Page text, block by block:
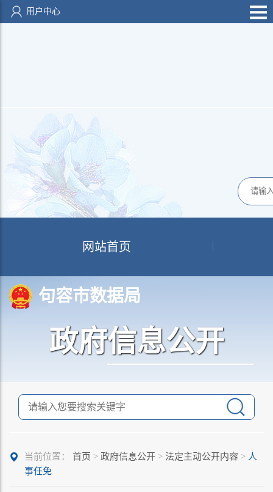
用户中心
网站首页
句容市数据局
政府信息公开
当前位置： 首页 > 政府信息公开 > 法定主动公开内容 > 人
事任免